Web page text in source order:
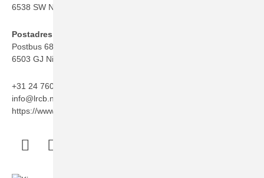
6538 SW Nijmegen
Postadres
Postbus 6873
6503 GJ Nijmegen
+31 24 760 06 50
info@lrcb.nl
https://www.lrcb.nl